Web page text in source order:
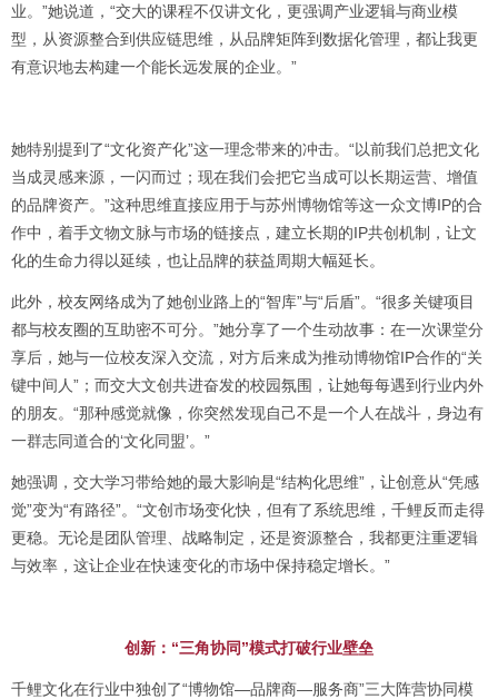
业。”她说道，“交大的课程不仅讲文化，更强调产业逻辑与商业模
型，从资源整合到供应链思维，从品牌矩阵到数据化管理，都让我更
有意识地去构建一个能长远发展的企业。”
她特别提到了“文化资产化”这一理念带来的冲击。“以前我们总把文化
当成灵感来源，一闪而过；现在我们会把它当成可以长期运营、增值
的品牌资产。”这种思维直接应用于与苏州博物馆等这一众文博IP的合
作中，着手文物文脉与市场的链接点，建立长期的IP共创机制，让文
化的生命力得以延续，也让品牌的获益周期大幅延长。
此外，校友网络成为了她创业路上的“智库”与“后盾”。“很多关键项目
都与校友圈的互助密不可分。”她分享了一个生动故事：在一次课堂分
享后，她与一位校友深入交流，对方后来成为推动博物馆IP合作的“关
键中间人”；而交大文创共进奋发的校园氛围，让她每每遇到行业内外
的朋友。“那种感觉就像，你突然发现自己不是一个人在战斗，身边有
一群志同道合的‘文化同盟’。”
她强调，交大学习带给她的最大影响是“结构化思维”，让创意从“凭感
觉”变为“有路径”。“文创市场变化快，但有了系统思维，千鲤反而走得
更稳。无论是团队管理、战略制定，还是资源整合，我都更注重逻辑
与效率，这让企业在快速变化的市场中保持稳定增长。”
创新：“三角协同”模式打破行业壁垒
千鲤文化在行业中独创了“博物馆—品牌商—服务商”三大阵营协同模